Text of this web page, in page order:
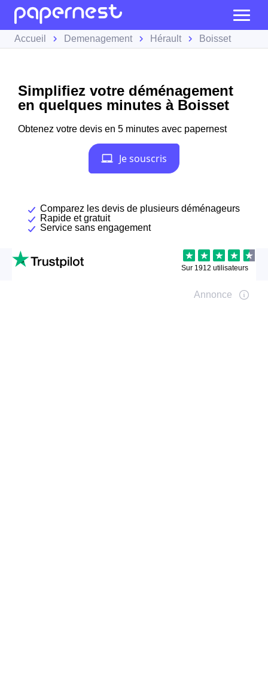
Accueil Demenagement Hérault Boisset